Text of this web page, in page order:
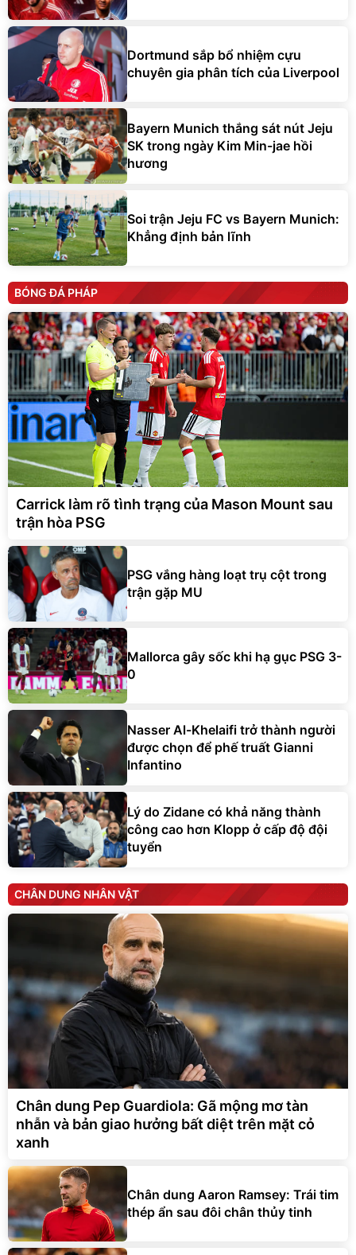
Dortmund sắp bổ nhiệm cựu
chuyên gia phân tích của Liverpool
Bayern Munich thắng sát nút Jeju
SK trong ngày Kim Min-jae hồi
hương
Soi trận Jeju FC vs Bayern Munich:
Khẳng định bản lĩnh
BÓNG ĐÁ PHÁP
Carrick làm rõ tình trạng của Mason Mount sau
trận hòa PSG
PSG vắng hàng loạt trụ cột trong
trận gặp MU
Mallorca gây sốc khi hạ gục PSG 3-
0
Nasser Al-Khelaifi trở thành người
được chọn để phế truất Gianni
Infantino
Lý do Zidane có khả năng thành
công cao hơn Klopp ở cấp độ đội
tuyển
CHÂN DUNG NHÂN VẬT
Chân dung Pep Guardiola: Gã mộng mơ tàn
nhẫn và bản giao hưởng bất diệt trên mặt cỏ
xanh
Chân dung Aaron Ramsey: Trái tim
thép ẩn sau đôi chân thủy tinh